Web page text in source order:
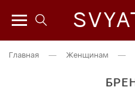
Главная — Женщинам —